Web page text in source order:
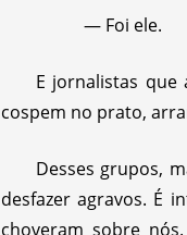
— Foi ele.
E jornalistas que
cospem no prato,
Desses grupos,
desfazer agravos. É
choveram sobre